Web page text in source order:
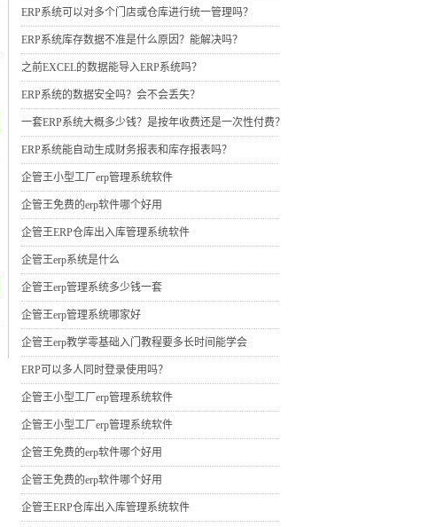
ERP系统可以对多个门店或仓库进行统一管理吗？
ERP系统库存数据不准是什么原因？能解决吗？
之前EXCEL的数据能导入ERP系统吗？
ERP系统的数据安全吗？会不会丢失？
一套ERP系统大概多少钱？是按年收费还是一次性付费？
ERP系统能自动生成财务报表和库存报表吗？
企管王小型工厂erp管理系统软件
企管王免费的erp软件哪个好用
企管王ERP仓库出入库管理系统软件
企管王erp系统是什么
企管王erp管理系统多少钱一套
企管王erp管理系统哪家好
企管王erp教学零基础入门教程要多长时间能学会
ERP可以多人同时登录使用吗？
企管王小型工厂erp管理系统软件
企管王小型工厂erp管理系统软件
企管王免费的erp软件哪个好用
企管王免费的erp软件哪个好用
企管王ERP仓库出入库管理系统软件